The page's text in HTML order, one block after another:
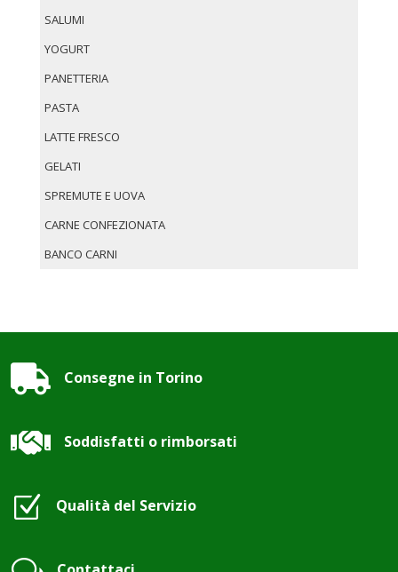
SALUMI
YOGURT
PANETTERIA
PASTA
LATTE FRESCO
GELATI
SPREMUTE E UOVA
CARNE CONFEZIONATA
BANCO CARNI
 Consegne in Torino
 Soddisfatti o rimborsati
Z Qualità del Servizio